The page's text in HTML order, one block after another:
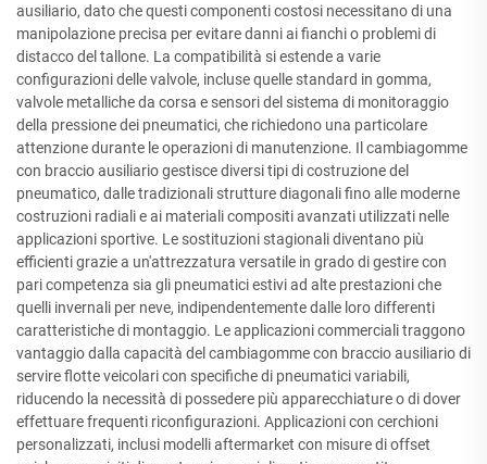
ausiliario, dato che questi componenti costosi necessitano di una
manipolazione precisa per evitare danni ai fianchi o problemi di
distacco del tallone. La compatibilità si estende a varie
configurazioni delle valvole, incluse quelle standard in gomma,
valvole metalliche da corsa e sensori del sistema di monitoraggio
della pressione dei pneumatici, che richiedono una particolare
attenzione durante le operazioni di manutenzione. Il cambiagomme
con braccio ausiliario gestisce diversi tipi di costruzione del
pneumatico, dalle tradizionali strutture diagonali fino alle moderne
costruzioni radiali e ai materiali compositi avanzati utilizzati nelle
applicazioni sportive. Le sostituzioni stagionali diventano più
efficienti grazie a un'attrezzatura versatile in grado di gestire con
pari competenza sia gli pneumatici estivi ad alte prestazioni che
quelli invernali per neve, indipendentemente dalle loro differenti
caratteristiche di montaggio. Le applicazioni commerciali traggono
vantaggio dalla capacità del cambiagomme con braccio ausiliario di
servire flotte veicolari con specifiche di pneumatici variabili,
riducendo la necessità di possedere più apparecchiature o di dover
effettuare frequenti riconfigurazioni. Applicazioni con cerchioni
personalizzati, inclusi modelli aftermarket con misure di offset